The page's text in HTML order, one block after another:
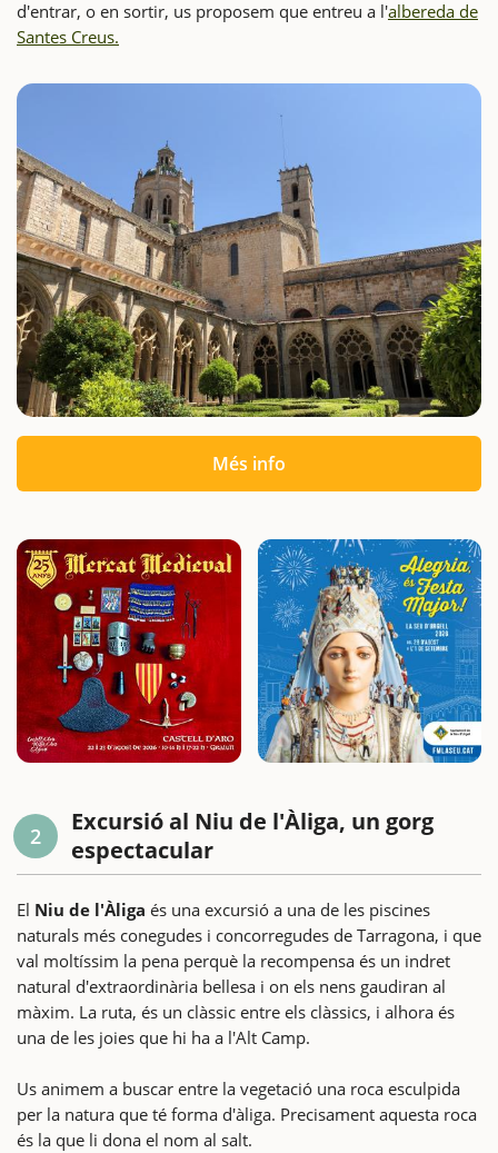
d'entrar, o en sortir, us proposem que entreu a l'albereda de
Santes Creus.
Més info
2
Excursió al Niu de l'Àliga, un gorg
espectacular
El Niu de l'Àliga és una excursió a una de les piscines
naturals més conegudes i concorregudes de Tarragona, i que
val moltíssim la pena perquè la recompensa és un indret
natural d'extraordinària bellesa i on els nens gaudiran al
màxim. La ruta, és un clàssic entre els clàssics, i alhora és
una de les joies que hi ha a l'Alt Camp.
Us animem a buscar entre la vegetació una roca esculpida
per la natura que té forma d'àliga. Precisament aquesta roca
és la que li dona el nom al salt.